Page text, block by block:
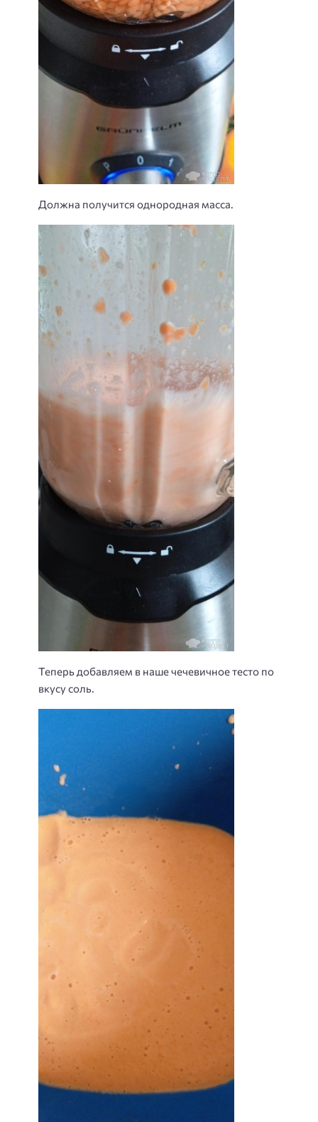
Должна получится однородная масса.
Теперь добавляем в наше чечевичное тесто по
вкусу соль.